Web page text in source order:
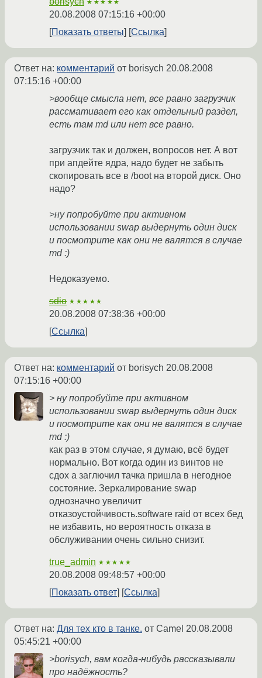
★★★★★
20.08.2008 07:15:16 +00:00
Показать ответы
Ссылка
Ответ на: комментарий от borisych 20.08.2008
07:15:16 +00:00
>вообще смысла нет, все равно загрузчик
рассмативает его как отдельный раздел,
есть там md или нет все равно.
загрузчик так и должен, вопросов нет. А вот
при апдейте ядра, надо будет не забыть
скопировать все в /boot на второй диск. Оно
надо?
>ну попробуйте при активном
использовании swap выдернуть один диск
и посмотрите как они не валятся в случае
md :)
Недоказуемо.
sdio ★★★★★
20.08.2008 07:38:36 +00:00
Ссылка
Ответ на: комментарий от borisych 20.08.2008
07:15:16 +00:00
> ну попробуйте при активном
использовании swap выдернуть один диск
и посмотрите как они не валятся в случае
md :)
как раз в этом случае, я думаю, всё будет
нормально. Вот когда один из винтов не
сдох а заглючил тачка пришла в негодное
состояние. Зеркалирование swap
однозначно увеличит
отказоустойчивость.software raid от всех бед
не избавить, но вероятность отказа в
обслуживании очень сильно снизит.
true_admin ★★★★★
20.08.2008 09:48:57 +00:00
Показать ответ
Ссылка
Ответ на: Для тех кто в танке. от Camel 20.08.2008
05:45:21 +00:00
>borisych, вам когда-нибудь рассказывали
про надёжность?